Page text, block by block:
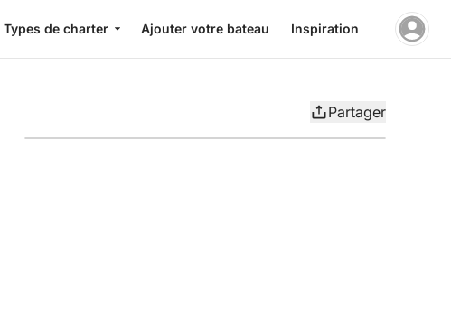
Types de charter Ajouter votre bateau Inspiration
Partager